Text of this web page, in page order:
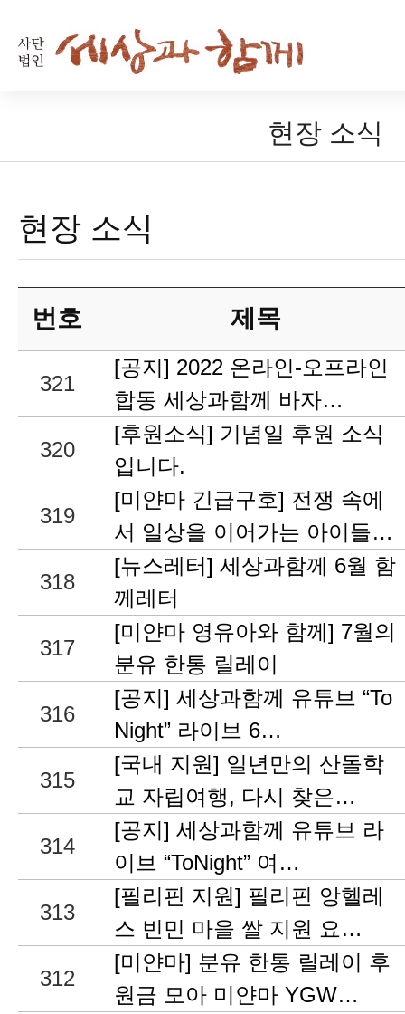
현장 소식
현장 소식
번호 제목
321
[공지] 2022 온라인-오프라인
합동 세상과함께 바자…
320
[후원소식] 기념일 후원 소식
입니다.
319
[미얀마 긴급구호] 전쟁 속에
서 일상을 이어가는 아이들…
318
[뉴스레터] 세상과함께 6월 함
께레터
317
[미얀마 영유아와 함께] 7월의
분유 한통 릴레이
316
[공지] 세상과함께 유튜브 “To
Night” 라이브 6…
315
[국내 지원] 일년만의 산돌학
교 자립여행, 다시 찾은…
314
[공지] 세상과함께 유튜브 라
이브 “ToNight” 여…
313
[필리핀 지원] 필리핀 앙헬레
스 빈민 마을 쌀 지원 요…
312
[미얀마] 분유 한통 릴레이 후
원금 모아 미얀마 YGW…